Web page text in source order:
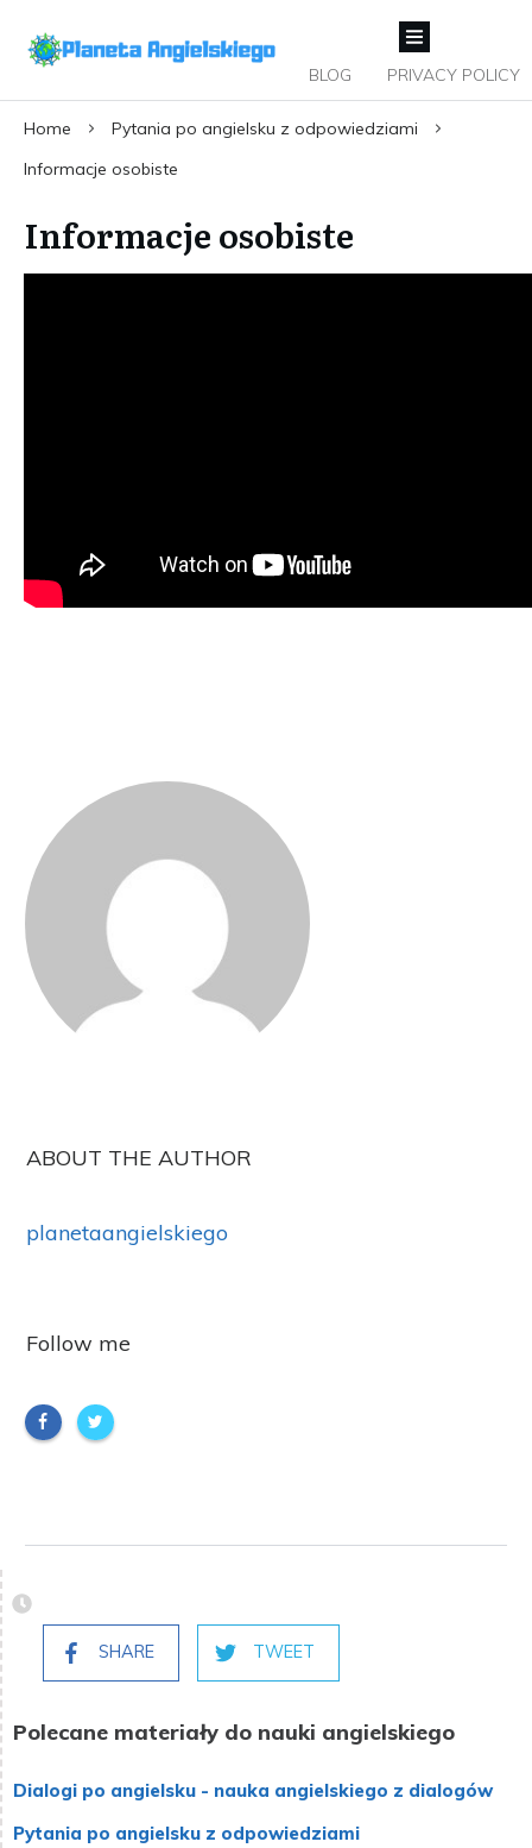
BLOG PRIVACY POLICY
Home
Pytania po angielsku z odpowiedziami
Informacje osobiste
Informacje osobiste
ABOUT THE AUTHOR
planetaangielskiego
Follow me
SHARE TWEET
Polecane materiały do nauki angielskiego
Dialogi po angielsku - nauka angielskiego z dialogów
Pytania po angielsku z odpowiedziami